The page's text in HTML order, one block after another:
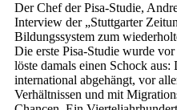
Der Chef der Pisa-Studie,
Interview der „Stuttgarter
Bildungssystem zum
Die erste Pisa-Studie wurde
löste damals einen Schock aus:
international abgehängt, vor
Verhältnissen und mit